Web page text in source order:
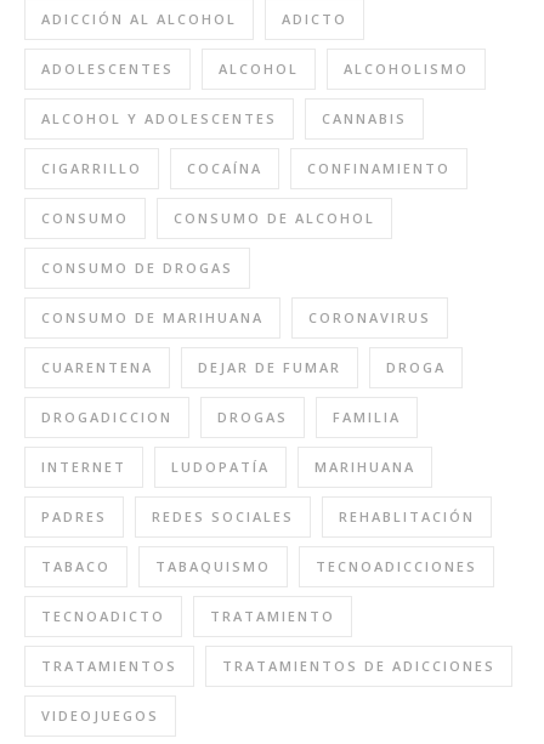
ADICCIÓN AL ALCOHOL ADICTO
ADOLESCENTES ALCOHOL ALCOHOLISMO
ALCOHOL Y ADOLESCENTES CANNABIS
CIGARRILLO COCAÍNA CONFINAMIENTO
CONSUMO CONSUMO DE ALCOHOL
CONSUMO DE DROGAS
CONSUMO DE MARIHUANA CORONAVIRUS
CUARENTENA DEJAR DE FUMAR DROGA
DROGADICCION DROGAS FAMILIA
INTERNET LUDOPATÍA MARIHUANA
PADRES REDES SOCIALES REHABLITACIÓN
TABACO TABAQUISMO TECNOADICCIONES
TECNOADICTO TRATAMIENTO
TRATAMIENTOS TRATAMIENTOS DE ADICCIONES
VIDEOJUEGOS